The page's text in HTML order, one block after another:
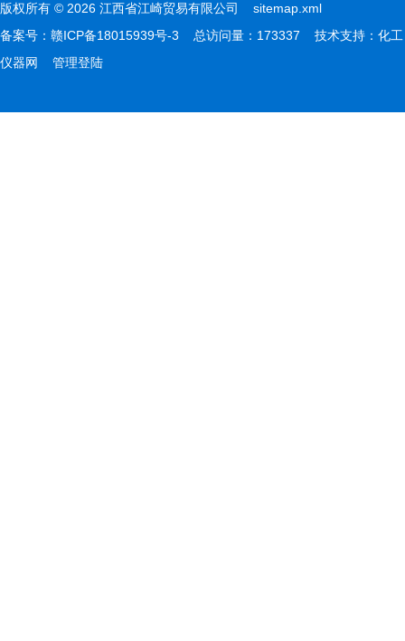
版权所有 © 2026 江西省江崎贸易有限公司 sitemap.xml
备案号： 赣ICP备18015939号-3 总访问量：173337 技术支持： 化工
仪器网
管理登陆